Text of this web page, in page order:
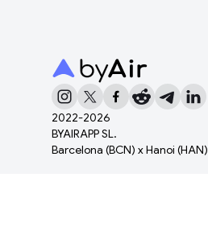
2022-2026
BYAIRAPP SL.
Barcelona (BCN) x Hanoi (HAN)